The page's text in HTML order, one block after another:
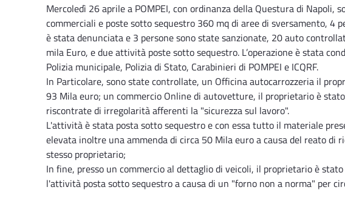
Mercoledì 26 aprile a POMPEI, con ordinanza della Questura di
commerciali e poste sotto sequestro 360 mq di aree di sversamento, 4
è stata denunciata e 3 persone sono state sanzionate, 20 auto
mila Euro, e due attività poste sotto sequestro. L’operazione è stata
Polizia municipale, Polizia di Stato, Carabinieri di POMPEI e ICQRF.
In Particolare, sono state controllate, un Officina autocarrozzeria il
93 Mila euro; un commercio Online di autovetture, il proprietario è
riscontrate di irregolarità afferenti la "sicurezza sul lavoro".
L'attività è stata posta sotto sequestro e con essa tutto il materiale
elevata inoltre una ammenda di circa 50 Mila euro a causa del reato di
stesso proprietario;
In fine, presso un commercio al dettaglio di veicoli, il proprietario è
l'attività posta sotto sequestro a causa di un "forno non a norma" per